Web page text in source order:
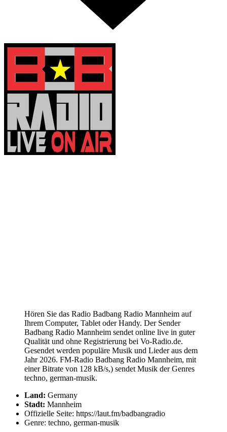
Hören Sie das Radio Badbang Radio Mannheim auf
Ihrem Computer, Tablet oder Handy. Der Sender
Badbang Radio Mannheim sendet online live in guter
Qualität und ohne Registrierung bei Vo-Radio.de.
Gesendet werden populäre Musik und Lieder aus dem
Jahr 2026. FM-Radio Badbang Radio Mannheim, mit
einer Bitrate von 128 kB/s,) sendet Musik der Genres
techno, german-musik.
Land: Germany
Stadt: Mannheim
Offizielle Seite: https://laut.fm/badbangradio
Genre: techno, german-musik